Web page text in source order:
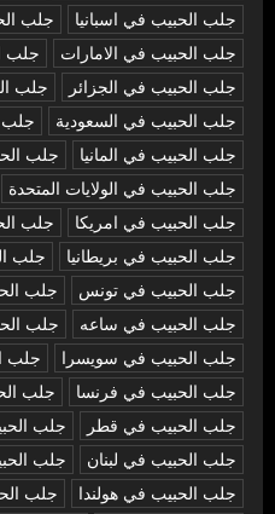
جلب الحبيب في اسبانيا
جلب
جلب الحبيب في الامارات
جلب
جلب الحبيب في الجزائر
جلب
جلب الحبيب في السعودية
جلب
جلب الحبيب في المانيا
جلب
جلب الحبيب في الولايات المتحدة
جلب الحبيب في امريكا
جلب
جلب الحبيب في بريطانيا
جلب
جلب الحبيب في تونس
جلب
جلب الحبيب في ساعه
جلب
جلب الحبيب في سويسرا
جلب
جلب الحبيب في فرنسا
جلب
جلب الحبيب في قطر
جلب
جلب الحبيب في لبنان
جلب
جلب الحبيب في هولندا
جلب